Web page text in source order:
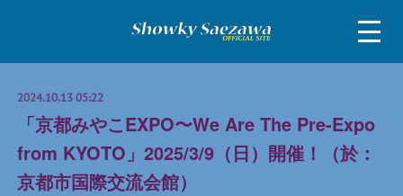
2024.10.13 05:22
「京都みやこEXPO〜We Are The Pre-Expo
from KYOTO」2025/3/9（日）開催！（於：
京都市国際交流会館）